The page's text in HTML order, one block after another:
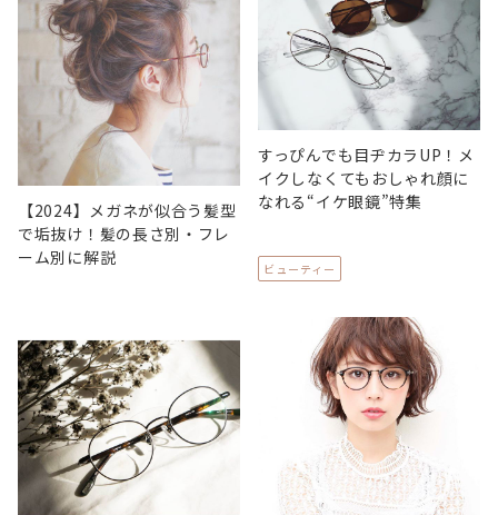
【2024】メガネが似合う髪型
で垢抜け！髪の長さ別・フレ
ーム別に解説
すっぴんでも目ヂカラUP！メ
イクしなくてもおしゃれ顔に
なれる“イケ眼鏡”特集
ビューティー